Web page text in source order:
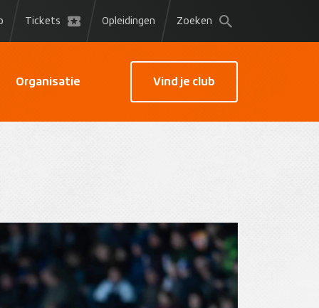
Tickets Opleidingen Zoeken
Organisatie Vind je club